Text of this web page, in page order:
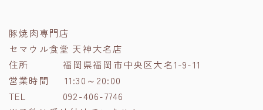
豚焼肉専門店
セマウル食堂 天神大名店
住所 福岡県福岡市中央区大名1-9-11
営業時間 11:30～20:00
TEL 092-406-7746